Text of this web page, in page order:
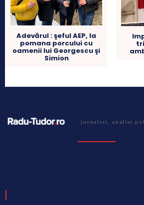
Adevărul : şeful AEP, la
pomana porcului cu
oamenii lui Georgescu şi
Simion
jurnalist, analist